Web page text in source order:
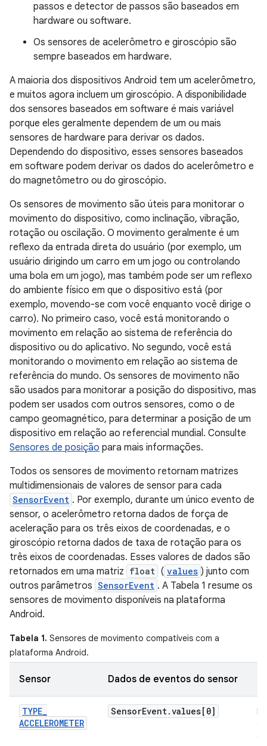
passos e detector de passos são baseados em
hardware ou software.
Os sensores de acelerômetro e giroscópio são
sempre baseados em hardware.
A maioria dos dispositivos Android tem um acelerômetro,
e muitos agora incluem um giroscópio. A disponibilidade
dos sensores baseados em software é mais variável
porque eles geralmente dependem de um ou mais
sensores de hardware para derivar os dados.
Dependendo do dispositivo, esses sensores baseados
em software podem derivar os dados do acelerômetro e
do magnetômetro ou do giroscópio.
Os sensores de movimento são úteis para monitorar o
movimento do dispositivo, como inclinação, vibração,
rotação ou oscilação. O movimento geralmente é um
reflexo da entrada direta do usuário (por exemplo, um
usuário dirigindo um carro em um jogo ou controlando
uma bola em um jogo), mas também pode ser um reflexo
do ambiente físico em que o dispositivo está (por
exemplo, movendo-se com você enquanto você dirige o
carro). No primeiro caso, você está monitorando o
movimento em relação ao sistema de referência do
dispositivo ou do aplicativo. No segundo, você está
monitorando o movimento em relação ao sistema de
referência do mundo. Os sensores de movimento não
são usados para monitorar a posição do dispositivo, mas
podem ser usados com outros sensores, como o de
campo geomagnético, para determinar a posição de um
dispositivo em relação ao referencial mundial. Consulte
Sensores de posição para mais informações.
Todos os sensores de movimento retornam matrizes
multidimensionais de valores de sensor para cada
SensorEvent . Por exemplo, durante um único evento de
sensor, o acelerômetro retorna dados de força de
aceleração para os três eixos de coordenadas, e o
giroscópio retorna dados de taxa de rotação para os
três eixos de coordenadas. Esses valores de dados são
retornados em uma matriz float ( values ) junto com
outros parâmetros SensorEvent . A Tabela 1 resume os
sensores de movimento disponíveis na plataforma
Android.
Tabela 1. Sensores de movimento compatíveis com a
plataforma Android.
Sensor Dados de eventos do sensor
TYPE_
ACCELEROMETER
SensorEvent.values[0]